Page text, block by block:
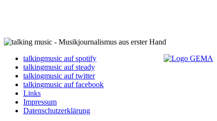
talkingmusic auf spotify
talkingmusic auf steady
talkingmusic auf twitter
talkingmusic auf facebook
Links
Impressum
Datenschutzerklärung